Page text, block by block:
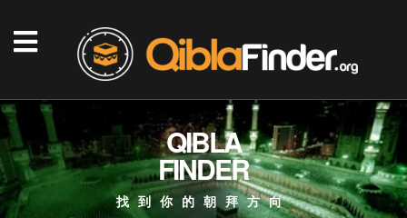
QIBLA
FINDER
找到你的朝拜方向